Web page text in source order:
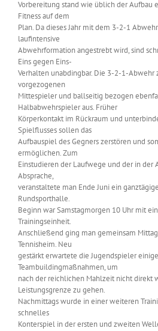
Vorbereitung stand wie üblich der Aufbau
Fitness auf dem
Plan. Da dieses Jahr mit dem 3-2-1
laufintensive
Abwehrformation angestrebt wird, sind
Eins gegen Eins-
Verhalten unabdingbar. Die 3-2-1-Abwehr
vorgezogenen
Mittespieler und ballseitig bezogen
Halbabwehrspieler aus. Früher
Körperkontakt im Rückraum und
Spielflusses sollen das
Aufbauspiel des Gegners zerstören und
ermöglichen. Zum
Einstudieren der Laufwege und der in
Absprache,
veranstaltete man Ende Juni ein
Rundsporthalle.
Beginn war Samstagmorgen 10 Uhr mit
Trainingseinheit.
Anschließend ging man gemeinsam
Tennisheim. Neu
gestärkt erwartete die Jugendspieler
Teambuildingmaßnahmen, um
nach der reichlichen Mahlzeit nicht direkt
Leistungsgrenze zu gehen.
Nachmittags wurde in einer weiteren
schnelles
Konterspiel in der ersten und zweiten